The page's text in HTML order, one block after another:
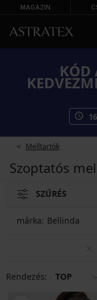
MAGAZIN
KÓD
16
Melltartók
Szoptatós
SZŰRÉS
márka: Bellinda
Rendezés: TOP